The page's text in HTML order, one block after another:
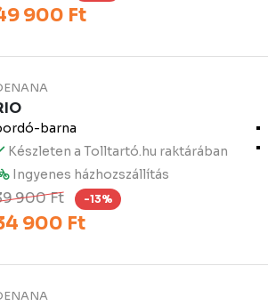
900 Ft
barna
Készleten a Tolltartó.hu raktárában
Ingyenes házhozszállítás
900 Ft -13%
900 Ft